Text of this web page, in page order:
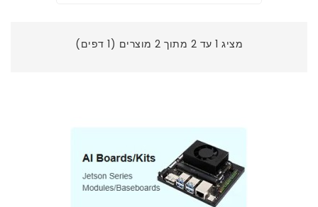
מציג 1 עד 2 מתוך 2 מוצרים (1 דפים)